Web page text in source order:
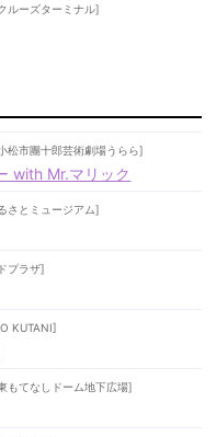
ルーズターミナル]
松市團十郎芸術劇場うらら]
with Mr.マリック
さとミュージアム]
プラザ]
KUTANI]
もてなしドーム地下広場]